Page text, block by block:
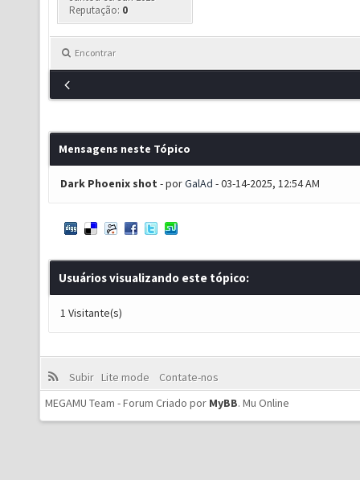
Reputação: 0
Encontrar
Mensagens neste Tópico
Dark Phoenix shot - porGalAd - 03-14-2025, 12:54 AM
Usuários visualizando este tópico:
1 Visitante(s)
Subir Lite mode
Contate-nos
MEGAMU Team - Forum Criado por MyBB. Mu Online